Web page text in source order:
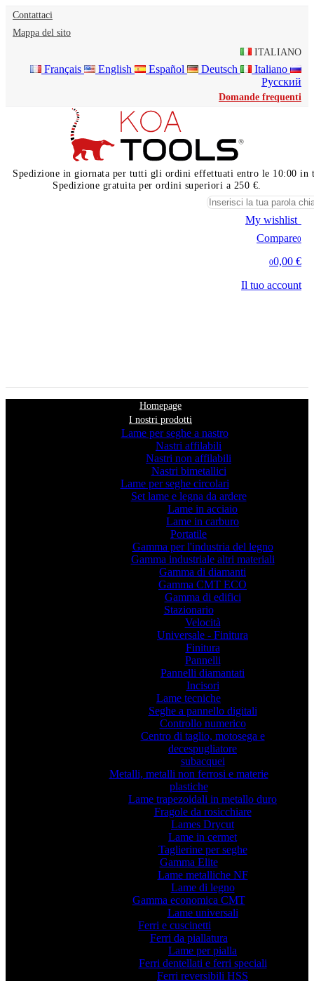
Contattaci
Mappa del sito
ITALIANO
Français English Español Deutsch
Italiano
Русский
Domande frequenti
Spedizione in giornata per tutti gli ordini effettuati entro le 10:00 in
Spedizione gratuita per ordini superiori a 250 €.
My wishlist
Compare0
00,00 €
Il tuo account
Homepage
I nostri prodotti
Lame per seghe a nastro
Nastri affilabili
Nastri non affilabili
Nastri bimetallici
Lame per seghe circolari
Set lame e legna da ardere
Lame in acciaio
Lame in carburo
Portatile
Gamma per l'industria del legno
Gamma industriale altri materiali
Gamma di diamanti
Gamma CMT ECO
Gamma di edifici
Stazionario
Velocità
Universale - Finitura
Finitura
Pannelli
Pannelli diamantati
Incisori
Lame tecniche
Seghe a pannello digitali
Controllo numerico
Centro di taglio, motosega e
decespugliatore
subacquei
Metalli, metalli non ferrosi e materie
plastiche
Lame trapezoidali in metallo duro
Fragole da rosicchiare
Lames Drycut
Lame in cermet
Taglierine per seghe
Gamma Elite
Lame metalliche NF
Lame di legno
Gamma economica CMT
Lame universali
Ferri e cuscinetti
Ferri da piallatura
Lame per pialla
Ferri dentellati e ferri speciali
Ferri reversibili HSS